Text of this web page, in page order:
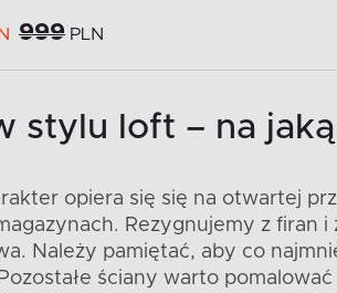
999 PLN
stylu loft – na
opiera się się na otwartej
Rezygnujemy z firan i
Należy pamiętać, aby co
ściany warto